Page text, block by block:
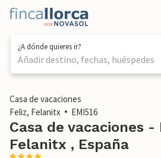
¿A dónde quieres ir?
Añadir destino, fechas, huéspedes
1 / 52
Casa de vacaciones
Feliz, Felanitx
EMI516
Casa de vacaciones -
Felanitx , España